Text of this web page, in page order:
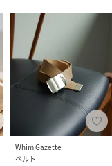
Whim Gazette
ベルト